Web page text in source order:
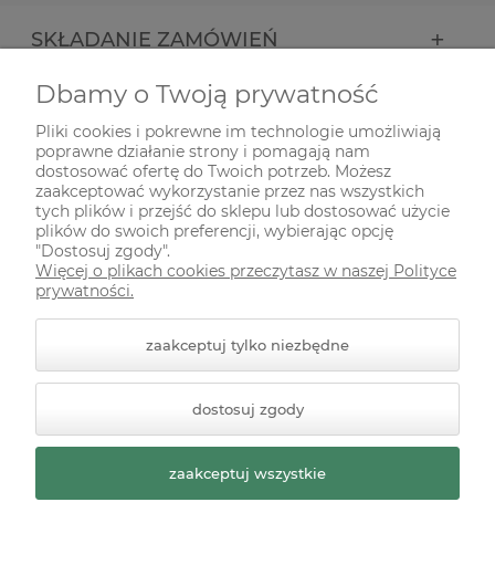
SKŁADANIE ZAMÓWIEŃ
INFORMACJE
ODWIEDŹ NAS NA
Styl graficzny ShopGadget.pl
Sklep internetowy Shoper
Premium
Dbamy o Twoją prywatność
Pliki cookies i pokrewne im technologie umożliwiają
poprawne działanie strony i pomagają nam
dostosować ofertę do Twoich potrzeb. Możesz
zaakceptować wykorzystanie przez nas wszystkich
tych plików i przejść do sklepu lub dostosować użycie
plików do swoich preferencji, wybierając opcję
"Dostosuj zgody".
Więcej o plikach cookies przeczytasz w naszej Polityce
prywatności.
zaakceptuj tylko niezbędne
dostosuj zgody
zaakceptuj wszystkie